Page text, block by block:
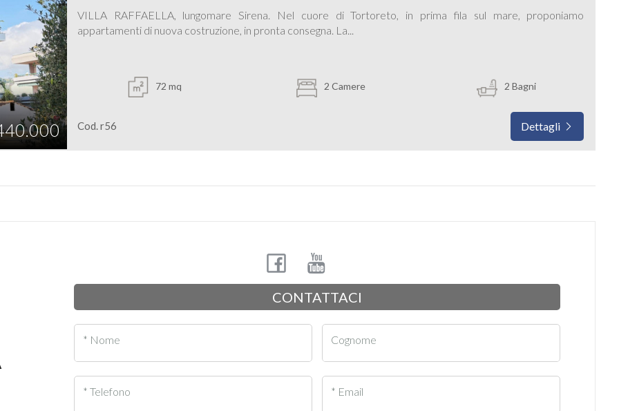
VILLA RAFFAELLA, lungomare Sirena. Nel cuore di Tortoreto, in prima fila sul mare, proponiamo
appartamenti di nuova costruzione, in pronta consegna. La...
72 mq 2 Camere 2 Bagni
Cod. r56 Dettagli
CONTATTACI
* Nome Cognome
* Telefono * Email